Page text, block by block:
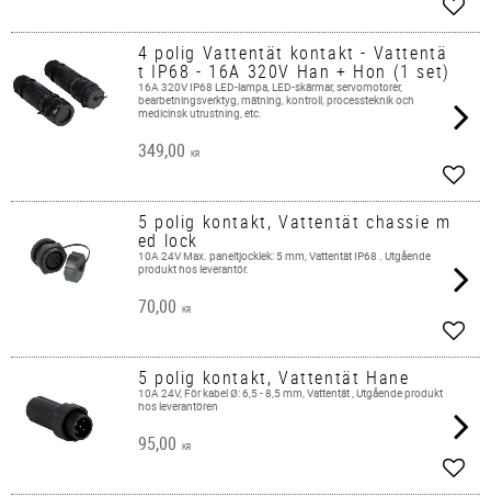
4 polig Vattentät kontakt - Vattentä
t IP68 - 16A 320V Han + Hon (1 set)
16A 320V IP68 LED-lampa, LED-skärmar, servomotorer,
bearbetningsverktyg, mätning, kontroll, processteknik och
medicinsk utrustning, etc.
349,00 KR
5 polig kontakt, Vattentät chassie m
ed lock
10A 24V Max. paneltjocklek: 5 mm, Vattentät IP68 . Utgående
produkt hos leverantör.
70,00 KR
5 polig kontakt, Vattentät Hane
10A 24V, För kabel Ø: 6,5 - 8,5 mm, Vattentät , Utgående produkt
hos leverantören
95,00 KR